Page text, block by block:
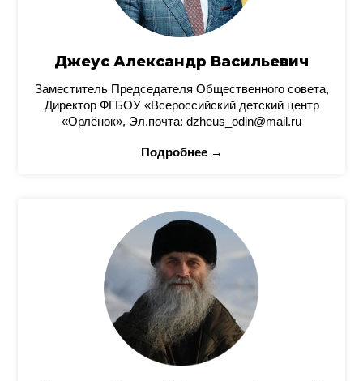
Джеус Александр Васильевич
Заместитель Председателя Общественного совета,
Директор ФГБОУ «Всероссийский детский центр
«Орлёнок», Эл.почта: dzheus_odin@mail.ru
Подробнее →